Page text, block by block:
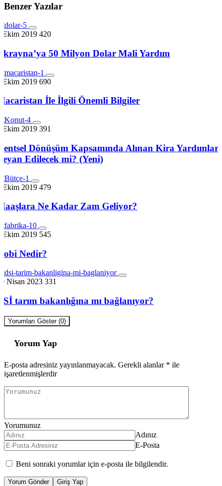
Benzer Yazılar
Ekim 2019 420
50 Milyon Dolar Mali Yardım
Ekim 2019 690
İle İlgili Önemli Bilgiler
Ekim 2019 391
Dönüşüm Kapsamında Alınan Kira Yardımları
Edilecek mi? (Yeni)
Ekim 2019 479
Ne Kadar Zam Geliyor?
Ekim 2019 545
Nedir?
Nisan 2023 331
tarım bakanlığına mı bağlanıyor?
Yorumları Göster (0)
Yorum Yap
E-posta adresiniz yayınlanmayacak. Gerekli alanlar * ile
işaretlenmişlerdir
Yorumunuz
Adınız
E-Posta
Beni sonraki yorumlar için e-posta ile bilgilendir.
Yorum Gönder Giriş Yap